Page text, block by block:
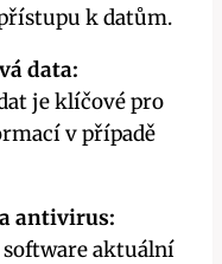
k datům.
data:
je klíčové pro
v případě
antivirus:
aktuální